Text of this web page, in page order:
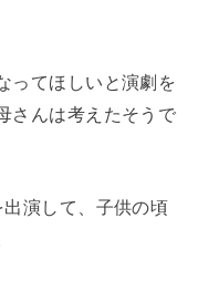
ってほしいと演劇を
さんは考えたそうで
演して、子供の頃